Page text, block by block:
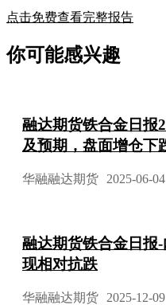
点击免费查看完整报告
你可能感兴趣
融达期货铁合金日报
及预期，盘面增仓下
华融融达期货 2025-06-04
融达期货铁合金日报
现相对抗跌
华融融达期货 2025-12-09